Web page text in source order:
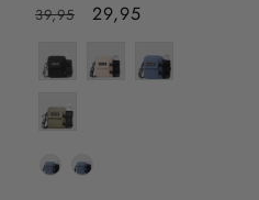
Normale
39,95 Aanbiedingsprijs
29,95
Strap Kleur